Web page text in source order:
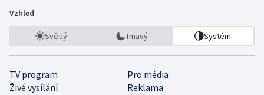
Vzhled
Světlý Tmavý Systém
TV program
Pro média
Živé vysílání
Reklama